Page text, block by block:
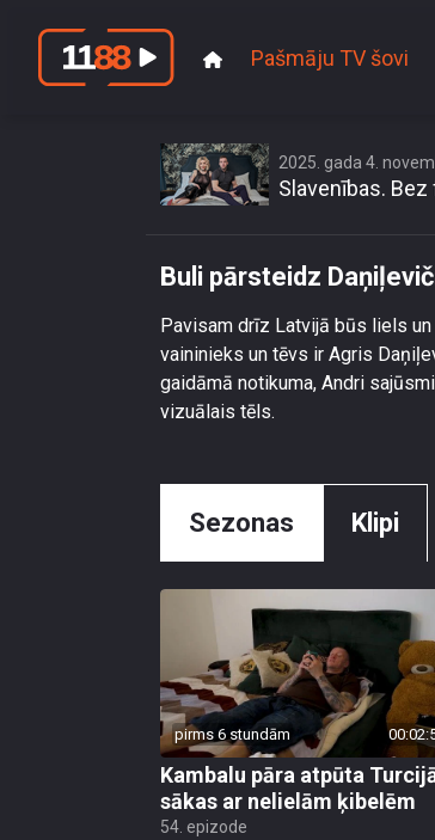
Pašmāju TV šovi
2025. gada 4.
Slavenības. Bez
Buli pārsteidz
Pavisam drīz Latvijā būs liels
vaininieks un tēvs ir Agris
gaidāmā notikuma, Andri
vizuālais tēls.
Sezonas Klipi
pirms 6 stundām
Kambalu pāra atpūta
sākas ar nelielām ķibelēm
54. epizode